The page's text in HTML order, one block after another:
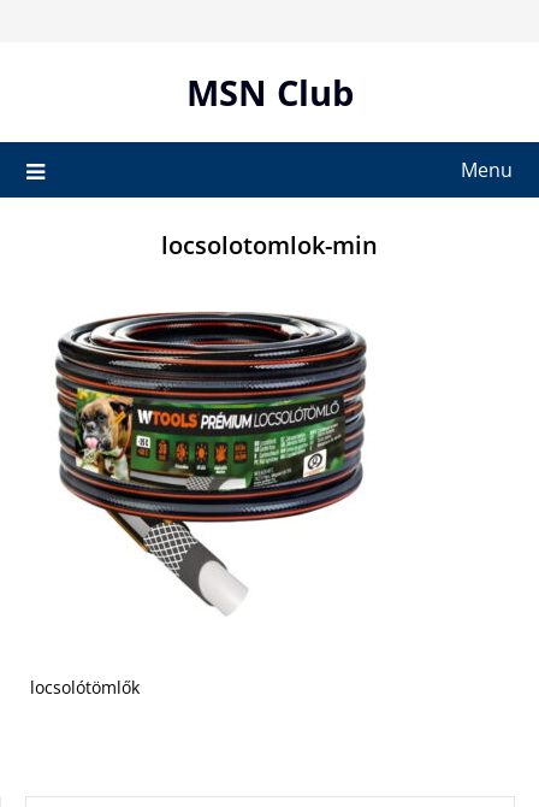
MSN Club
Menu
locsolotomlok-min
locsolótömlők